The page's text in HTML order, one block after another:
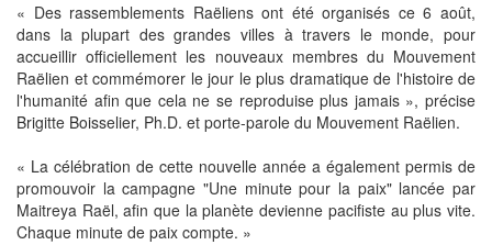
« Des rassemblements Raëliens ont été organisés ce 6 août,
dans la plupart des grandes villes à travers le monde, pour
accueillir officiellement les nouveaux membres du Mouvement
Raëlien et commémorer le jour le plus dramatique de l'histoire de
l'humanité afin que cela ne se reproduise plus jamais », précise
Brigitte Boisselier, Ph.D. et porte-parole du Mouvement Raëlien.
« La célébration de cette nouvelle année a également permis de
promouvoir la campagne "Une minute pour la paix" lancée par
Maitreya Raël, afin que la planète devienne pacifiste au plus vite.
Chaque minute de paix compte. »